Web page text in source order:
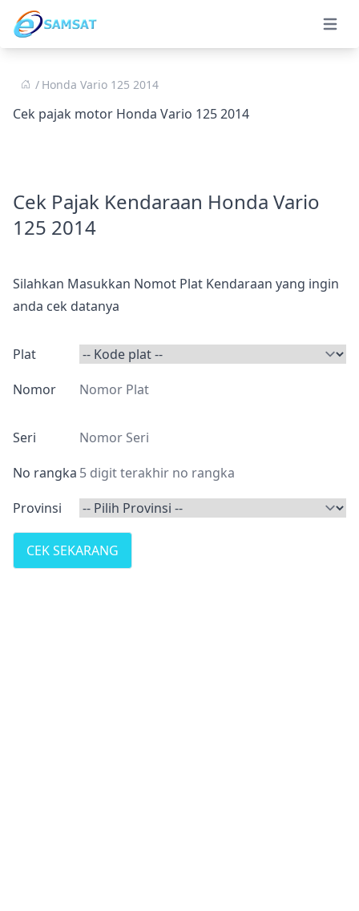
Open
Honda Vario 125 2014
Cek pajak motor Honda Vario 125 2014
Cek Pajak Kendaraan Honda Vario
125 2014
Silahkan Masukkan Nomot Plat Kendaraan yang ingin
anda cek datanya
Plat
Nomor
Seri
No rangka
Provinsi